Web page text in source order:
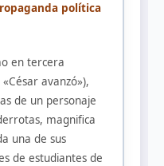
política
en tercera
avanzó»),
de un personaje
magnifica
una de sus
de estudiantes de